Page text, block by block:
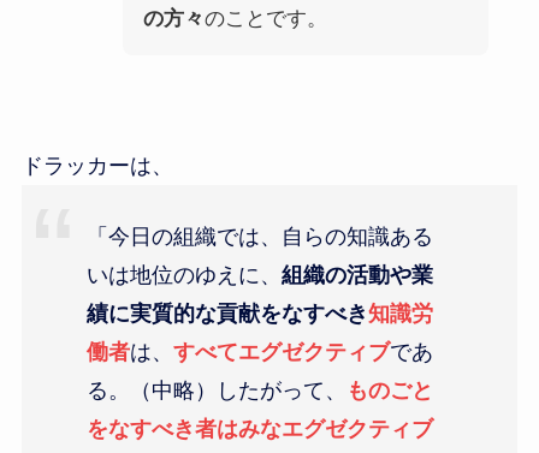
の方々のことです。
ドラッカーは、
「今日の組織では、自らの知識ある
いは地位のゆえに、 組織の活動や業
績に実質的な貢献をなすべき知識労
働者は、 すべてエグゼクティブであ
る。（中略）したがって、
ものごと
をなすべき者はみなエグゼクティブ